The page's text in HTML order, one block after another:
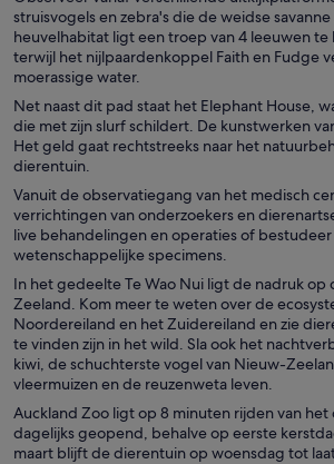
struisvogels en zebra's die de weidse
heuvelhabitat ligt een troep van 4 leeuwen te
terwijl het nijlpaardenkoppel Faith en Fudge
moerassige water.
Net naast dit pad staat het Elephant House,
die met zijn slurf schildert. De kunstwerken
Het geld gaat rechtstreeks naar het
dierentuin.
Vanuit de observatiegang van het medisch
verrichtingen van onderzoekers en
live behandelingen en operaties of bestudeer
wetenschappelijke specimens.
In het gedeelte Te Wao Nui ligt de nadruk op
Zeeland. Kom meer te weten over de
Noordereiland en het Zuidereiland en zie
te vinden zijn in het wild. Sla ook het
kiwi, de schuchterste vogel van Nieuw-
vleermuizen en de reuzenweta leven.
Auckland Zoo ligt op 8 minuten rijden van het
dagelijks geopend, behalve op eerste
maart blijft de dierentuin op woensdag tot